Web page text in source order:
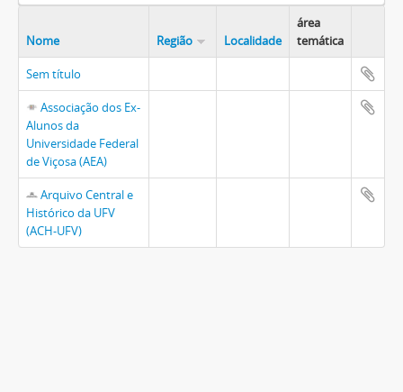
Nome Região Localidade
área
temática
Sem título
Associação dos Ex-
Alunos da
Universidade Federal
de Viçosa (AEA)
Arquivo Central e
Histórico da UFV
(ACH-UFV)